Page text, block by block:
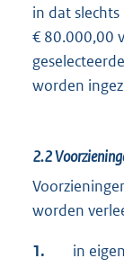
in dat
€ 80.000,00
worden
2.2
worden
1. in